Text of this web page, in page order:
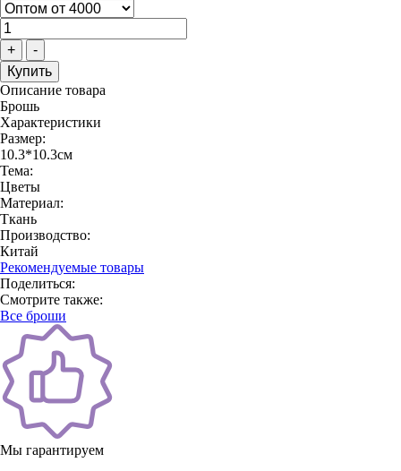
+ -
Описание товара
Брошь
Характеристики
Размер:
10.3*10.3см
Тема:
Цветы
Материал:
Ткань
Производство:
Китай
Рекомендуемые товары
Поделиться:
Смотрите также:
Все броши
Мы гарантируем